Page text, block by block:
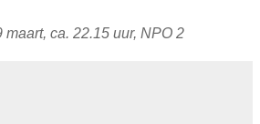
ca. 22.15 uur, NPO 2